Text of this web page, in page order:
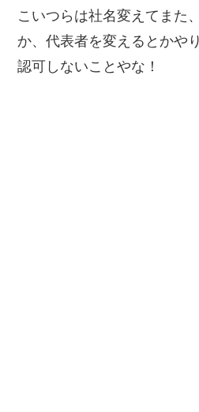
こいつらは社名変えてまた
か、代表者を変えるとかや
認可しないことやな！